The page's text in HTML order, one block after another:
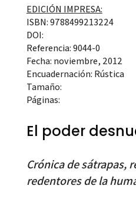
EDICIÓN IMPRESA:
ISBN: 9788499213224
DOI:
Referencia: 9044-0
Fecha: noviembre, 2012
Encuadernación: Rústica
Tamaño:
Páginas:
El poder
Crónica de sátrapas,
redentores de la